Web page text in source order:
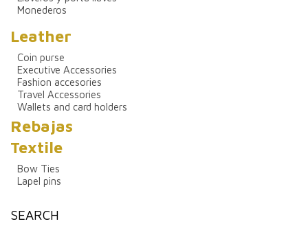
Monederos
Leather
Coin purse
Executive Accessories
Fashion accesories
Travel Accessories
Wallets and card holders
Rebajas
Textile
Bow Ties
Lapel pins
SEARCH